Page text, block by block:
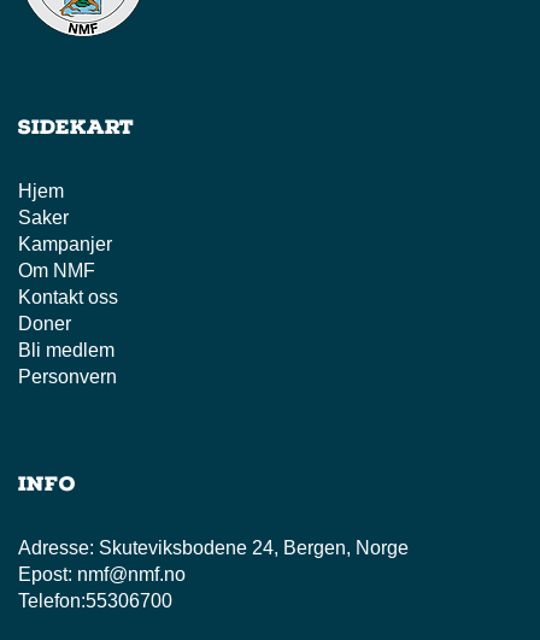
Sidekart
Hjem
Saker
Kampanjer
Om NMF
Kontakt oss
Doner
Bli medlem
Personvern
Info
Adresse: Skuteviksbodene 24, Bergen, Norge
Epost: nmf@nmf.no
Telefon:55306700